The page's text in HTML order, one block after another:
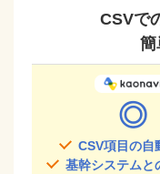
CSVで
◎
CSV項目の自
基幹システムと